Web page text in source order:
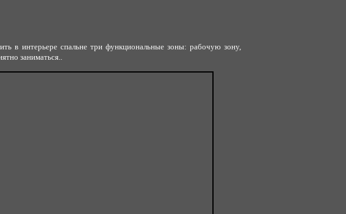
в интерьере спальне три функциональные зоны: рабочую зону,
заниматься..